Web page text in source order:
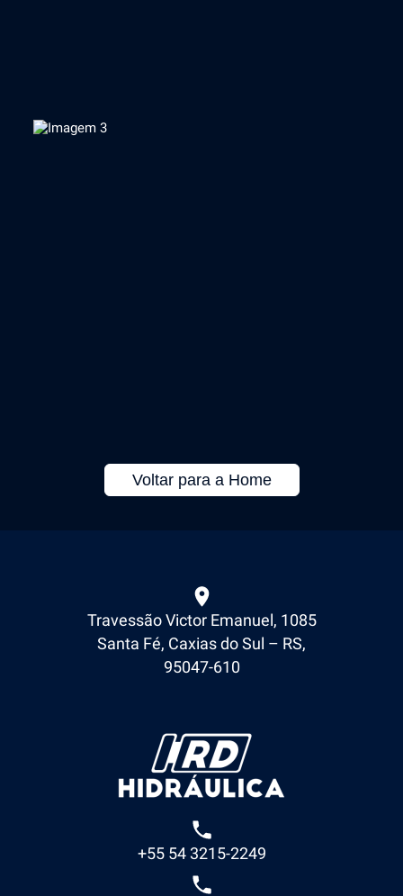
Voltar para a Home
Travessão Victor Emanuel, 1085
Santa Fé, Caxias do Sul – RS,
95047-610
+55 54 3215-2249